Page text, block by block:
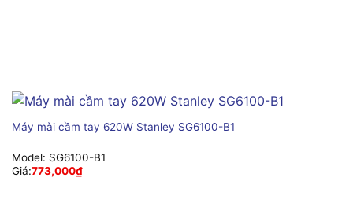
Máy mài cầm tay 620W Stanley SG6100-B1
Model: SG6100-B1
Giá:773,000₫